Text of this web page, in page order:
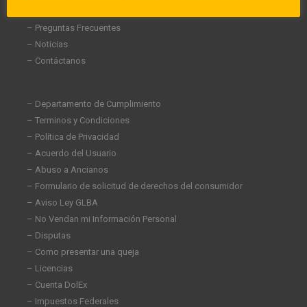
– Preguntas Frecuentes
– Noticias
– Contáctanos
– Departamento de Cumplimiento
– Terminos y Condiciones
– Política de Privacidad
– Acuerdo del Usuario
– Abuso a Ancianos
– Formulario de solicitud de derechos del consumidor
– Aviso Ley GLBA
– No Vendan mi Información Personal
– Disputas
– Como presentar una queja
– Licencias
– Cuenta DolEx
– Impuestos Federales